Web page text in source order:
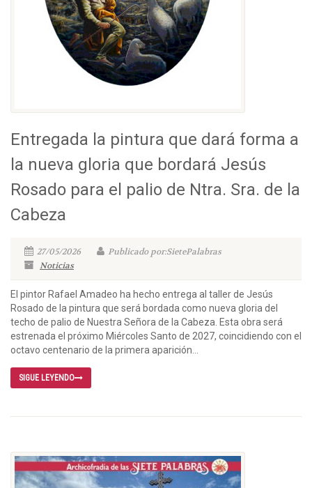
Entregada la pintura que dará forma a
la nueva gloria que bordará Jesús
Rosado para el palio de Ntra. Sra. de la
Cabeza
27/05/2026
Publicado por:SietePalabras
Noticias
El pintor Rafael Amadeo ha hecho entrega al taller de Jesús
Rosado de la pintura que será bordada como nueva gloria del
techo de palio de Nuestra Señora de la Cabeza. Esta obra será
estrenada el próximo Miércoles Santo de 2027, coincidiendo con el
octavo centenario de la primera aparición...
SIGUE LEYENDO